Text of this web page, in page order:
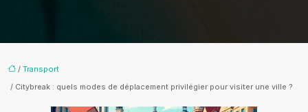
/ Transport
/ Citybreak : quels modes de déplacement privilégier pour visiter une ville ?